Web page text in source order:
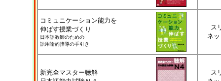
コミュニケーション能力を
伸ばす授業づくり
日本語教師のための
語用論的指導の手引き
ス
ネ
新完全マスター聴解
ス